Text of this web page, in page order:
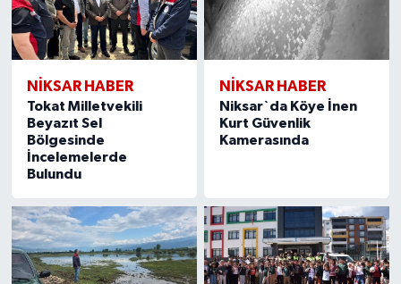
NİKSAR HABER
Tokat Milletvekili
Beyazıt Sel
Bölgesinde
İncelemelerde
Bulundu
NİKSAR HABER
Niksar`da Köye İnen
Kurt Güvenlik
Kamerasında